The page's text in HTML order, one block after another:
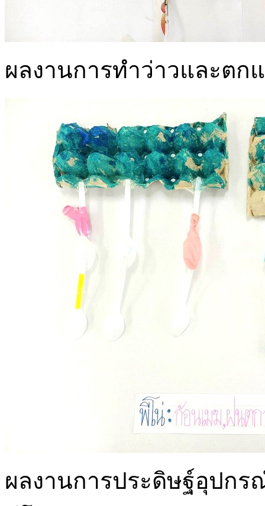
ผลงานการทำว่าวและตก
ผลงานการประดิษฐ์อุปกร